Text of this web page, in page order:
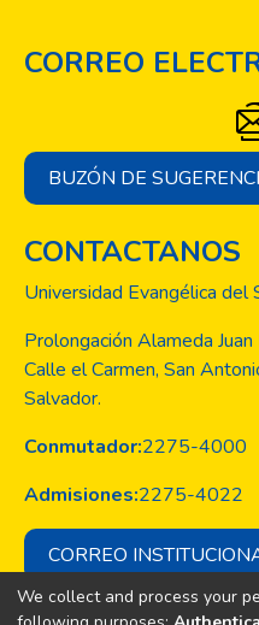
CORREO
BUZÓN DE
CONTACTANOS
Universidad Evangélica del
Prolongación Alameda Juan
Calle el Carmen, San
Salvador.
Conmutador:2275-4000
Admisiones:2275-4022
CORREO
We collect and process your